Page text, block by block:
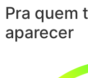
Pra quem
aparecer